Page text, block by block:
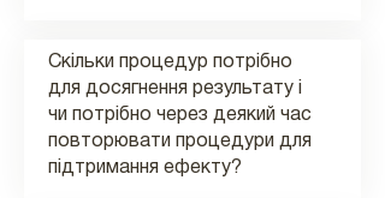
Скільки процедур потрібно
для досягнення результату і
чи потрібно через деякий час
повторювати процедури для
підтримання ефекту?